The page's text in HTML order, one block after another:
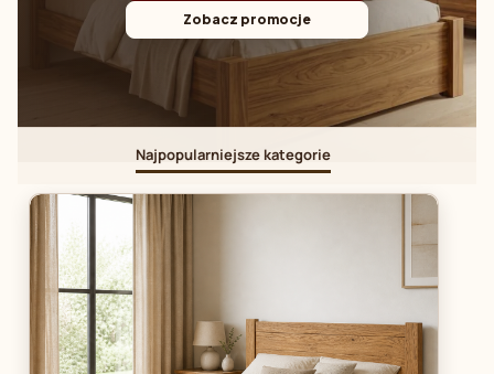
Zobacz promocje
Najpopularniejsze kategorie